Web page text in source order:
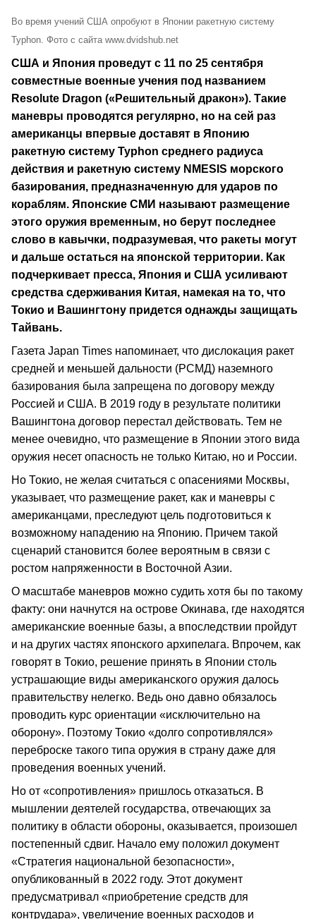
Во время учений США опробуют в Японии ракетную систему
Typhon. Фото с сайта www.dvidshub.net
США и Япония проведут с 11 по 25 сентября
совместные военные учения под названием
Resolute Dragon («Решительный дракон»). Такие
маневры проводятся регулярно, но на сей раз
американцы впервые доставят в Японию
ракетную систему Typhon среднего радиуса
действия и ракетную систему NMESIS морского
базирования, предназначенную для ударов по
кораблям. Японские СМИ называют размещение
этого оружия временным, но берут последнее
слово в кавычки, подразумевая, что ракеты могут
и дальше остаться на японской территории. Как
подчеркивает пресса, Япония и США усиливают
средства сдерживания Китая, намекая на то, что
Токио и Вашингтону придется однажды защищать
Тайвань.
Газета Japan Times напоминает, что дислокация ракет
средней и меньшей дальности (РСМД) наземного
базирования была запрещена по договору между
Россией и США. В 2019 году в результате политики
Вашингтона договор перестал действовать. Тем не
менее очевидно, что размещение в Японии этого вида
оружия несет опасность не только Китаю, но и России.
Но Токио, не желая считаться с опасениями Москвы,
указывает, что размещение ракет, как и маневры с
американцами, преследуют цель подготовиться к
возможному нападению на Японию. Причем такой
сценарий становится более вероятным в связи с
ростом напряженности в Восточной Азии.
О масштабе маневров можно судить хотя бы по такому
факту: они начнутся на острове Окинава, где находятся
американские военные базы, а впоследствии пройдут
и на других частях японского архипелага. Впрочем, как
говорят в Токио, решение принять в Японии столь
устрашающие виды американского оружия далось
правительству нелегко. Ведь оно давно обязалось
проводить курс ориентации «исключительно на
оборону». Поэтому Токио «долго сопротивлялся»
переброске такого типа оружия в страну даже для
проведения военных учений.
Но от «сопротивления» пришлось отказаться. В
мышлении деятелей государства, отвечающих за
политику в области обороны, оказывается, произошел
постепенный сдвиг. Начало ему положил документ
«Стратегия национальной безопасности»,
опубликованный в 2022 году. Этот документ
предусматривал «приобретение средств для
контрудара», увеличение военных расходов и